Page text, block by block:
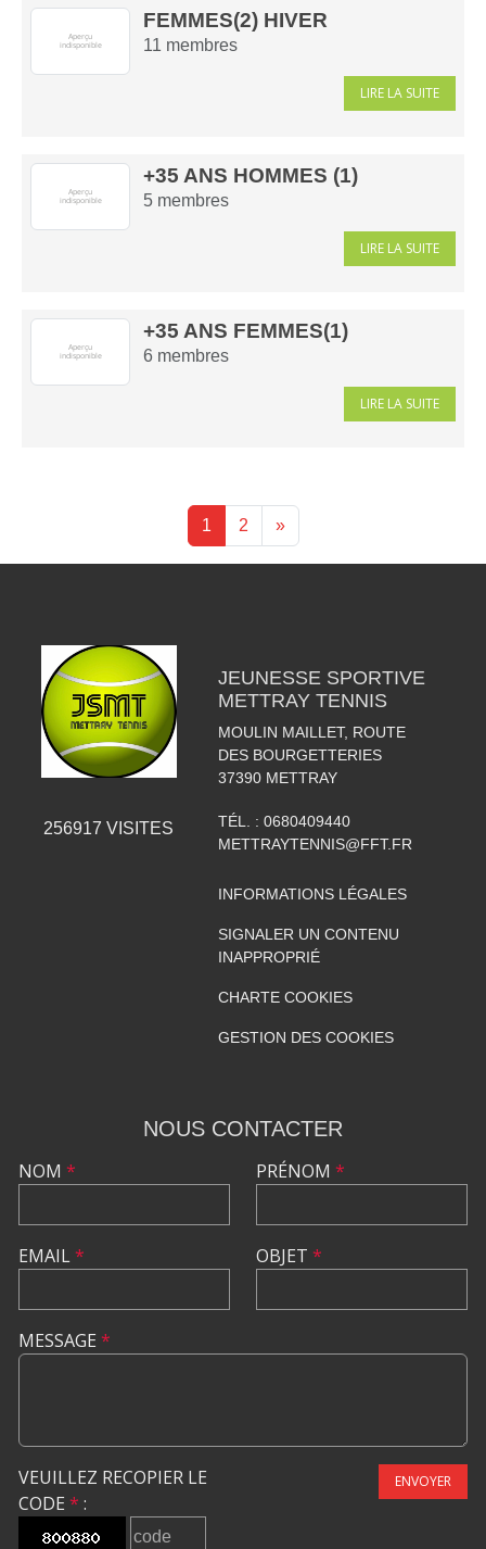
FEMMES(2) HIVER
11 membres
LIRE LA SUITE
+35 ANS HOMMES (1)
5 membres
LIRE LA SUITE
+35 ANS FEMMES(1)
6 membres
LIRE LA SUITE
1 2 »
256917 VISITES
JEUNESSE SPORTIVE
METTRAY TENNIS
MOULIN MAILLET, ROUTE
DES BOURGETTERIES
37390 METTRAY
TÉL. : 0680409440
METTRAYTENNIS@FFT.FR
INFORMATIONS LÉGALES
SIGNALER UN CONTENU
INAPPROPRIÉ
CHARTE COOKIES
GESTION DES COOKIES
NOUS CONTACTER
NOM *
EMAIL*
PRÉNOM *
OBJET *
MESSAGE *
VEUILLEZ RECOPIER LE
CODE * :
ENVOYER